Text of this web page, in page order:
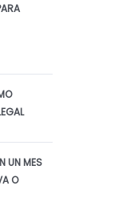
UN MES
O